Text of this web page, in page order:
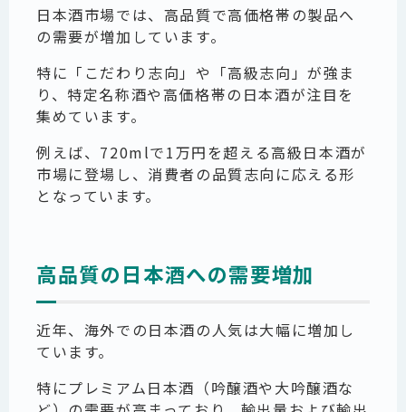
日本酒市場では、高品質で高価格帯の製品へ
の需要が増加しています。
特に「こだわり志向」や「高級志向」が強ま
り、特定名称酒や高価格帯の日本酒が注目を
集めています。
例えば、720mlで1万円を超える高級日本酒が
市場に登場し、消費者の品質志向に応える形
となっています。
高品質の日本酒への需要増加
近年、海外での日本酒の人気は大幅に増加し
ています。
特にプレミアム日本酒（吟醸酒や大吟醸酒な